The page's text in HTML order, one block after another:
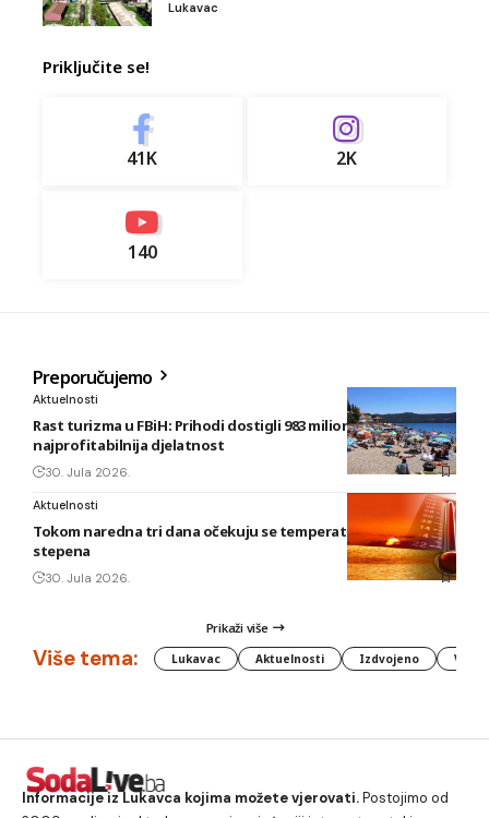
Lukavac
Priključite se!
41K 2K
140
Preporučujemo
Aktuelnosti
Rast turizma u FBiH: Prihodi dostigli 983 miliona KM, smještaj
najprofitabilnija djelatnost
30. Jula 2026.
Aktuelnosti
Tokom naredna tri dana očekuju se temperature do 42
stepena
30. Jula 2026.
Prikaži više
Više tema: Lukavac Aktuelnosti Izdvojeno
Informacije iz Lukavca kojima možete vjerovati.Postojimo od